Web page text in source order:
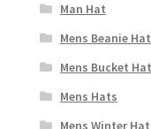
Man Hat
Mens Beanie Hat
Mens Bucket Hat
Mens Hats
Mens Winter